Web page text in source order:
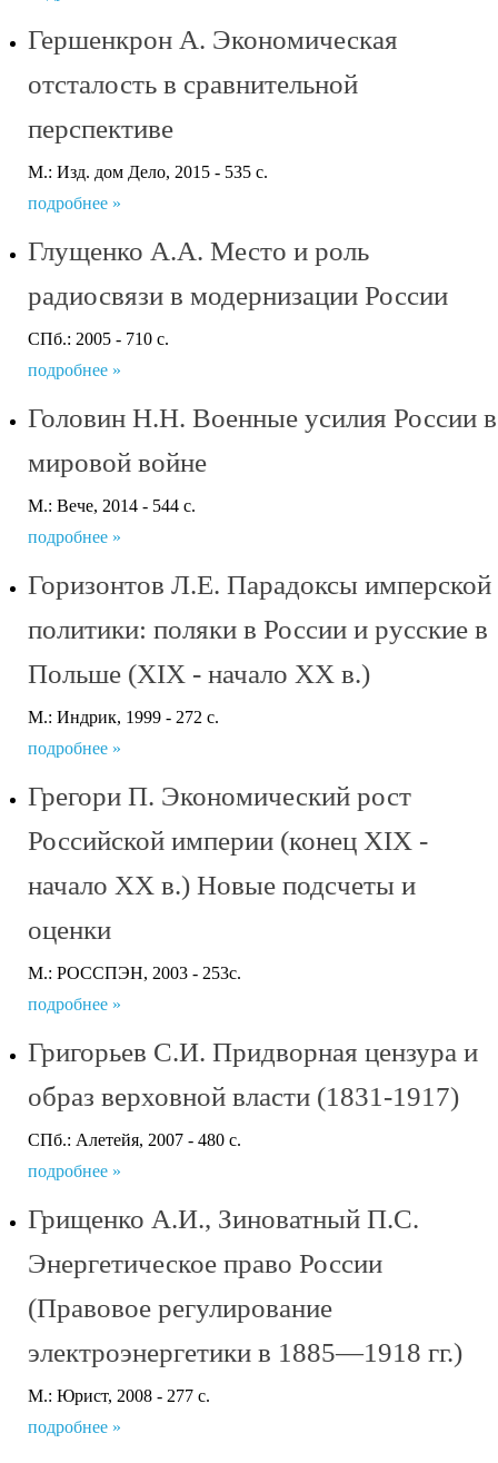
Гершенкрон А. Экономическая
отсталость в сравнительной
перспективе
М.: Изд. дом Дело, 2015 - 535 с.
подробнее »
Глущенко А.А. Место и роль
радиосвязи в модернизации России
СПб.: 2005 - 710 с.
подробнее »
Головин Н.Н. Военные усилия России в
мировой войне
М.: Вече, 2014 - 544 с.
подробнее »
Горизонтов Л.Е. Парадоксы имперской
политики: поляки в России и русские в
Польше (XIX - начало XX в.)
М.: Индрик, 1999 - 272 с.
подробнее »
Грегори П. Экономический рост
Российской империи (конец XIX -
начало XX в.) Новые подсчеты и
оценки
М.: РОССПЭН, 2003 - 253с.
подробнее »
Григорьев С.И. Придворная цензура и
образ верховной власти (1831-1917)
СПб.: Алетейя, 2007 - 480 с.
подробнее »
Грищенко А.И., Зиноватный П.С.
Энергетическое право России
(Правовое регулирование
электроэнергетики в 1885—1918 гг.)
М.: Юрист, 2008 - 277 с.
подробнее »